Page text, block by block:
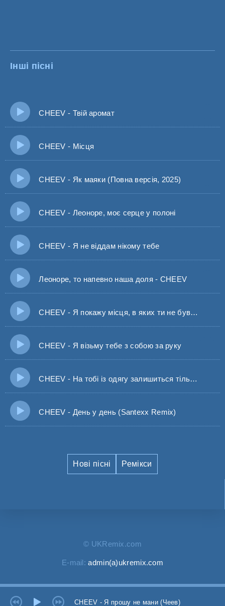
Інші пісні
CHEEV - Твій аромат
CHEEV - Місця
CHEEV - Як маяки (Повна версія, 2025)
CHEEV - Леоноре, моє серце у полоні
CHEEV - Я не віддам нікому тебе
Леоноре, то напевно наша доля - CHEEV
CHEEV - Я покажу місця, в яких ти не бувала
CHEEV - Я візьму тебе з собою за руку
CHEEV - На тобі із одягу залишиться тільки парфум (Аромат)
CHEEV - День у день (Santexx Remix)
Нові пісні Ремікси
© UKRemix.com
E-mail:admin(a)ukremix.com
CHEEV - Я прошу не мани (Чеев)